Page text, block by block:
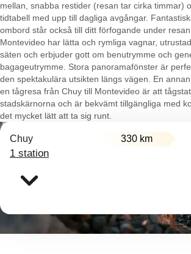
mellan, snabba restider (resan tar cirka timmar)
tidtabell med upp till dagliga avgångar.
ombord står också till ditt förfogande under
Montevideo har lätta och rymliga vagnar,
säten och erbjuder gott om benutrymme och
bagageutrymme. Stora panoramafönster är
den spektakulära utsikten längs vägen. En
en tågresa från Chuy till Montevideo är att
stadskärnorna och är bekvämt tillgängliga med
det mycket lätt att ta sig runt.
Chuy 330 km
1 station